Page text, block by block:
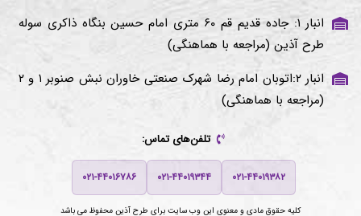
انبار ۱: جاده قدیم قم ۶۰ متری امام حسین بنگاه ذاکری سوله
طرح آذین (مراجعه با هماهنگی)
انبار ۲:اتوبان امام رضا شهرک صنعتی خاوران نبش صنوبر ۱ و ۲
(مراجعه با هماهنگی)
تلفن‌های تماس:
۰۲۱-۴۴۰۱۹۳۸۲ ۰۲۱-۴۴۰۱۹۳۴۴ ۰۲۱-۴۴۰۱۶۷۸۶
کلیه حقوق مادی و معنوی این وب سایت برای طرح آذین محفوظ می باشد